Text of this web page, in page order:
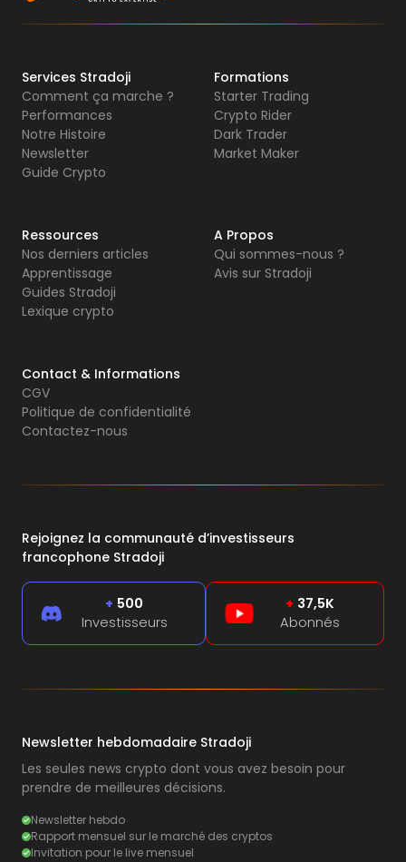
Services Stradoji
Comment ça marche ?
Performances
Notre Histoire
Newsletter
Guide Crypto
Formations
Starter Trading
Crypto Rider
Dark Trader
Market Maker
Ressources
Nos derniers articles
Apprentissage
Guides Stradoji
Lexique crypto
A Propos
Qui sommes-nous ?
Avis sur Stradoji
Contact & Informations
CGV
Politique de confidentialité
Contactez-nous
Rejoignez la communauté d’investisseurs
francophone Stradoji
+ 500
Investisseurs
+ 37,5K
Abonnés
Newsletter hebdomadaire Stradoji
Les seules news crypto dont vous avez besoin pour
prendre de meilleures décisions.
Newsletter hebdo
Rapport mensuel sur le marché des cryptos
Invitation pour le live mensuel